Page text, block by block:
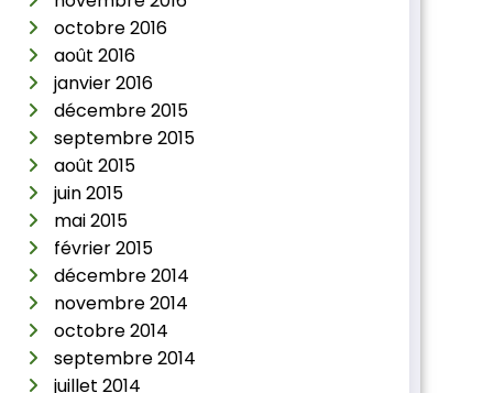
octobre 2016
août 2016
janvier 2016
décembre 2015
septembre 2015
août 2015
juin 2015
mai 2015
février 2015
décembre 2014
novembre 2014
octobre 2014
septembre 2014
juillet 2014